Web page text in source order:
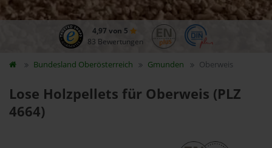
4,97 von 5
83 Bewertungen
Bundesland Oberösterreich Gmunden Oberweis
Lose Holzpellets für Oberweis (PLZ
4664)